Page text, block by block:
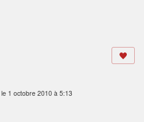
le 1 octobre 2010 à 5:13